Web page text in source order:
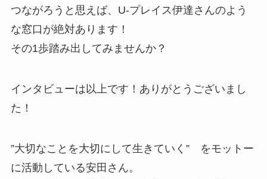
つながろうと思えば、U-プレイス伊達さんのよう
な窓口が絶対あります！
その1歩踏み出してみませんか？
インタビューは以上です！ありがとうございまし
た！
”大切なことを大切にして生きていく” をモットー
に活動している安田さん。